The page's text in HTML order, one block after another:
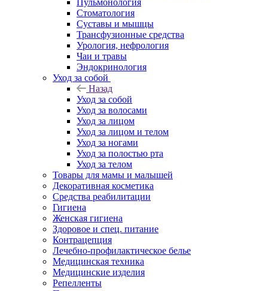
Пульмонология
Стоматология
Суставы и мышцы
Трансфузионные средства
Урология, нефрология
Чаи и травы
Эндокринология
Уход за собой
Назад
Уход за собой
Уход за волосами
Уход за лицом
Уход за лицом и телом
Уход за ногами
Уход за полостью рта
Уход за телом
Товары для мамы и малышей
Декоративная косметика
Средства реабилитации
Гигиена
Женская гигиена
Здоровое и спец. питание
Контрацепция
Лечебно-профилактическое белье
Медицинская техника
Медицинские изделия
Репелленты